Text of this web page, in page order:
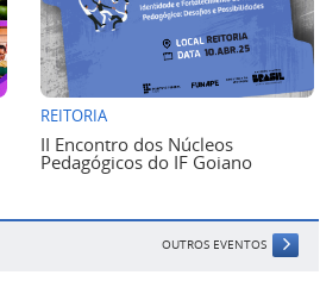
REITORIA
II Encontro dos Núcleos
Pedagógicos do IF Goiano
OUTROS EVENTOS